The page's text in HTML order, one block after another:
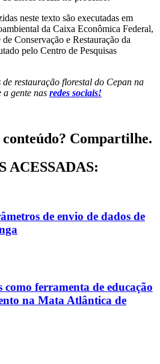
neste texto são executadas em
da Caixa Econômica Federal,
Conservação e Restauração da
pelo Centro de Pesquisas
restauração florestal do Cepan na
gente nas redes sociais!
conteúdo? Compartilhe.
ACESSADAS:
de envio de dados de
como ferramenta de educação
na Mata Atlântica de